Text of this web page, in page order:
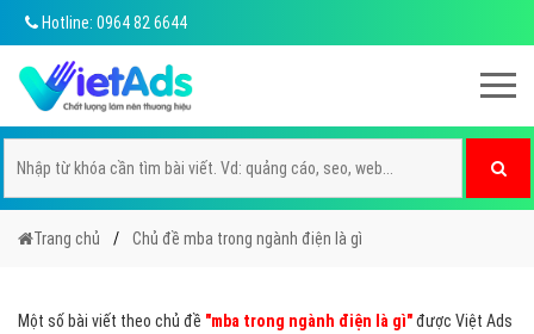
Hotline: 0964 82 6644
Trang chủ Chủ đề mba trong ngành điện là gì
Một số bài viết theo chủ đề "mba trong ngành điện là gì"được Việt Ads